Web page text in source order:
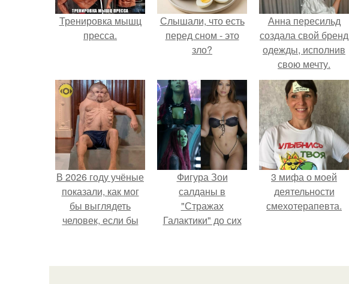
Тренировка мышц
пресса.
Слышали, что есть
перед сном - это
зло?
Анна пересильд
создала свой бренд
одежды, исполнив
свою мечту.
В 2026 году учёные
показали, как мог
бы выглядеть
человек, если бы
специально для
Фигура Зои
салданы в
"Стражах
Галактики" до сих
3 мифа о моей
деятельности
смехотерапевта.